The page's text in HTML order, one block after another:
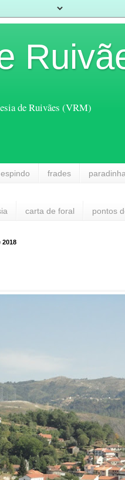
de Ruivães (VRM)
espindo frades
carta de foral pontos
2018